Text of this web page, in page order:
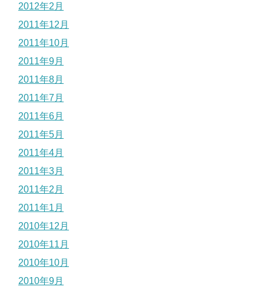
2012年2月
2011年12月
2011年10月
2011年9月
2011年8月
2011年7月
2011年6月
2011年5月
2011年4月
2011年3月
2011年2月
2011年1月
2010年12月
2010年11月
2010年10月
2010年9月